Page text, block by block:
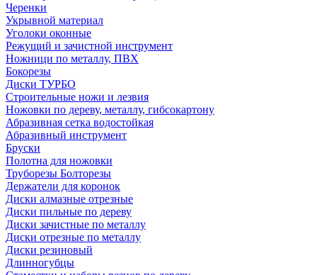
Черенки
Укрывной материал
Уголоки оконные
Режущий и зачистной инструмент
Ножници по металлу, ПВХ
Бокорезы
Диски ТУРБО
Строительные ножи и лезвия
Ножовки по дереву, металлу, гибсокартону
Абразивная сетка водостойкая
Абразивный инструмент
Бруски
Полотна для ножовки
Труборезы Болторезы
Держатели для коронок
Диски алмазные отрезные
Диски пильные по дереву
Диски зачистные по металлу
Диски отрезные по металлу
Диски резиновый
Длинногубцы